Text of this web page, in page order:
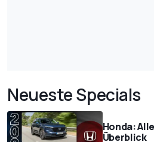
Neueste Specials
Honda:
Überblick